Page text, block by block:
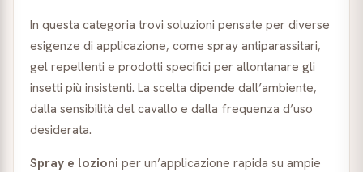
In questa categoria trovi soluzioni pensate per diverse
esigenze di applicazione, come spray antiparassitari,
gel repellenti e prodotti specifici per allontanare gli
insetti più insistenti. La scelta dipende dall’ambiente,
dalla sensibilità del cavallo e dalla frequenza d’uso
desiderata.
Spray e lozioni per un’applicazione rapida su ampie